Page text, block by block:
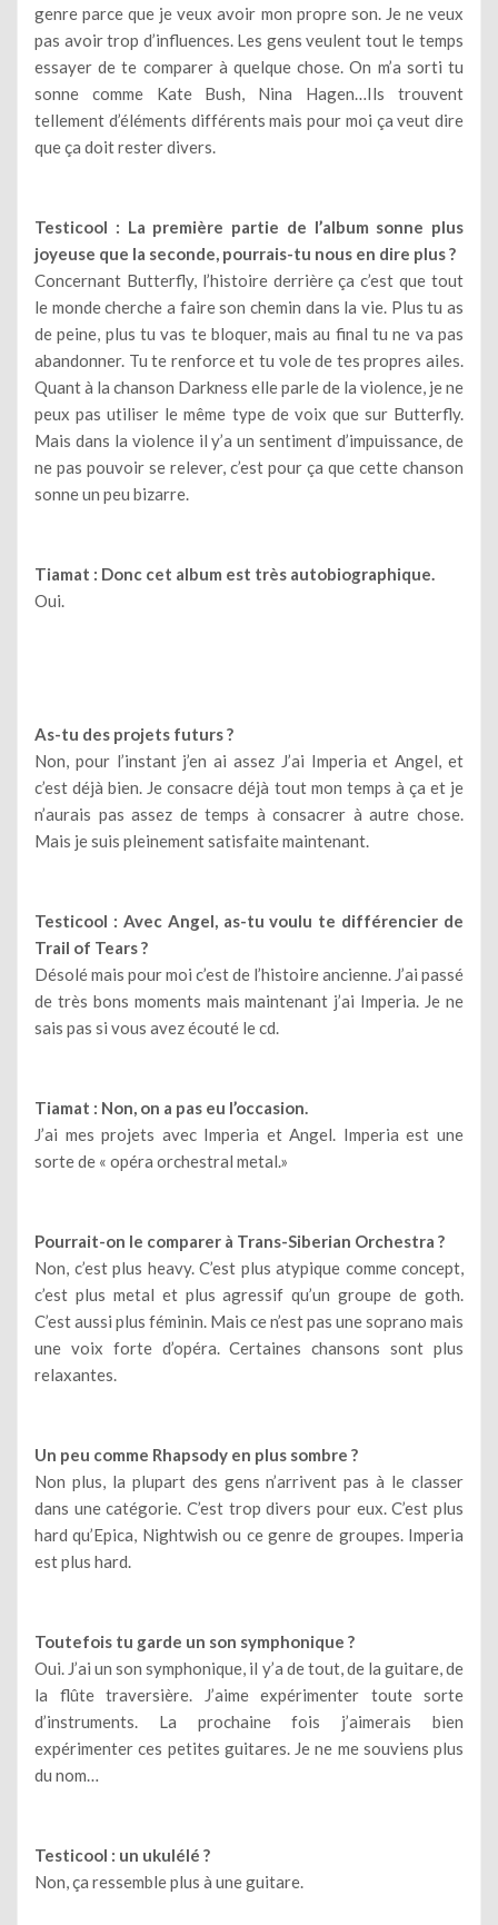
genre parce que je veux avoir mon propre son. Je ne veux
pas avoir trop d’influences. Les gens veulent tout le temps
essayer de te comparer à quelque chose. On m’a sorti tu
sonne comme Kate Bush, Nina Hagen…Ils trouvent
tellement d’éléments différents mais pour moi ça veut dire
que ça doit rester divers.
Testicool : La première partie de l’album sonne plus
joyeuse que la seconde, pourrais-tu nous en dire plus ?
Concernant Butterfly, l’histoire derrière ça c’est que tout
le monde cherche a faire son chemin dans la vie. Plus tu as
de peine, plus tu vas te bloquer, mais au final tu ne va pas
abandonner. Tu te renforce et tu vole de tes propres ailes.
Quant à la chanson Darkness elle parle de la violence, je ne
peux pas utiliser le même type de voix que sur Butterfly.
Mais dans la violence il y’a un sentiment d’impuissance, de
ne pas pouvoir se relever, c’est pour ça que cette chanson
sonne un peu bizarre.
Tiamat : Donc cet album est très autobiographique.
Oui.
As-tu des projets futurs ?
Non, pour l’instant j’en ai assez J’ai Imperia et Angel, et
c’est déjà bien. Je consacre déjà tout mon temps à ça et je
n’aurais pas assez de temps à consacrer à autre chose.
Mais je suis pleinement satisfaite maintenant.
Testicool : Avec Angel, as-tu voulu te différencier de
Trail of Tears ?
Désolé mais pour moi c’est de l’histoire ancienne. J’ai passé
de très bons moments mais maintenant j’ai Imperia. Je ne
sais pas si vous avez écouté le cd.
Tiamat : Non, on a pas eu l’occasion.
J’ai mes projets avec Imperia et Angel. Imperia est une
sorte de « opéra orchestral metal.»
Pourrait-on le comparer à Trans-Siberian Orchestra ?
Non, c’est plus heavy. C’est plus atypique comme concept,
c’est plus metal et plus agressif qu’un groupe de goth.
C’est aussi plus féminin. Mais ce n’est pas une soprano mais
une voix forte d’opéra. Certaines chansons sont plus
relaxantes.
Un peu comme Rhapsody en plus sombre ?
Non plus, la plupart des gens n’arrivent pas à le classer
dans une catégorie. C’est trop divers pour eux. C’est plus
hard qu’Epica, Nightwish ou ce genre de groupes. Imperia
est plus hard.
Toutefois tu garde un son symphonique ?
Oui. J’ai un son symphonique, il y’a de tout, de la guitare, de
la flûte traversière. J’aime expérimenter toute sorte
d’instruments. La prochaine fois j’aimerais bien
expérimenter ces petites guitares. Je ne me souviens plus
du nom…
Testicool : un ukulélé ?
Non, ça ressemble plus à une guitare.